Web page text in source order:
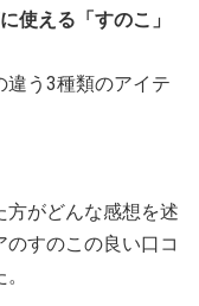
使える「すのこ」
違う3種類のアイテ
方がどんな感想を述
すのこの良い口コ